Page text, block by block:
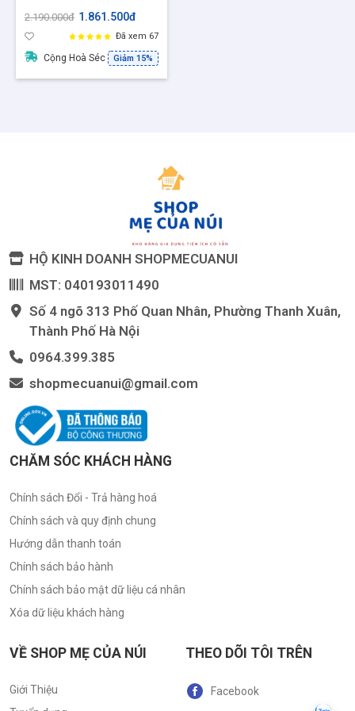
– Ly Whisky Old
Model: whisky
collection Pina
2.190.000đ 1.861.500đ
Đã xem 67
Cộng Hoà Séc Giảm 15%
HỘ KINH DOANH SHOPMECUANUI
MST: 040193011490
Số 4 ngõ 313 Phố Quan Nhân, Phường Thanh Xuân,
Thành Phố Hà Nội
0964.399.385
shopmecuanui@gmail.com
CHĂM SÓC KHÁCH HÀNG
Chính sách Đổi - Trả hàng hoá
Chính sách và quy định chung
Hướng dẫn thanh toán
Chính sách bảo hành
Chính sách bảo mật dữ liệu cá nhân
Xóa dữ liệu khách hàng
VỀ SHOP MẸ CỦA NÚI
Giới Thiệu
THEO DÕI TÔI TRÊN
Facebook